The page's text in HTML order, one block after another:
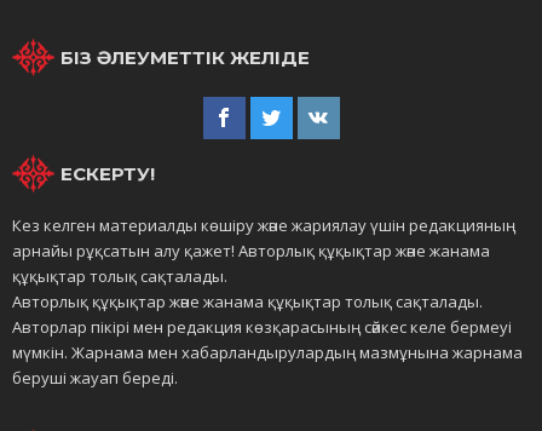
БІЗ ӘЛЕУМЕТТІК ЖЕЛІДЕ
ЕСКЕРТУ!
Кез келген материалды көшіру және жариялау үшін редакцияның
арнайы рұқсатын алу қажет! Авторлық құқықтар және жанама
құқықтар толық сақталады.
Авторлық құқықтар және жанама құқықтар толық сақталады.
Авторлар пікірі мен редакция көзқарасының сәйкес келе бермеуі
мүмкін. Жарнама мен хабарландырулардың мазмұнына жарнама
беруші жауап береді.